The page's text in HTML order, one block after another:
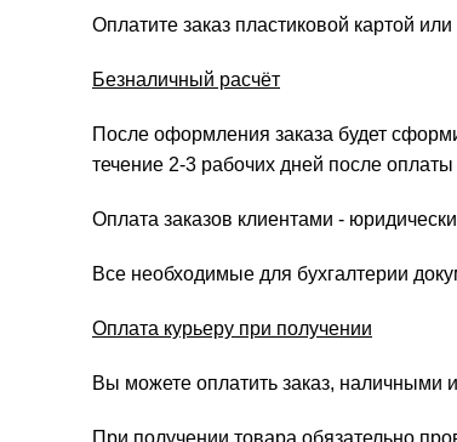
Оплатите заказ пластиковой картой
Безналичный расчёт
После оформления заказа будет
течение 2-3 рабочих дней после оплаты
Оплата заказов клиентами -
Все необходимые для бухгалтерии
Оплата курьеру при получении
Вы можете оплатить заказ, наличными